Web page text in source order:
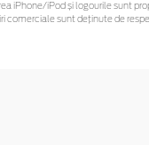
iPhone/iPod și logourile sunt
comerciale sunt deținute de